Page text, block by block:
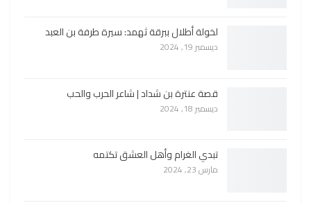
لخولة أطلال ببرقة ثهمد: سيرة طرفة بن العبد
ديسمبر 19, 2024
قصة عنترة بن شداد | شاعر الحرب والحب
ديسمبر 18, 2024
تبدي الغرام وأهل العشق تكتمه
مارس 23, 2024